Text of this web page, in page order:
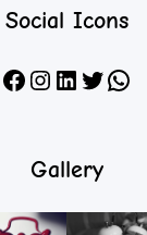
Social Icons
Facebook Instagram LinkedIn X WhatsApp
Gallery